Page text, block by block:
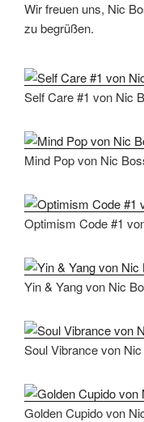
Wir freuen uns, Nic
zu begrüßen.
Self Care #1 von Nic
Mind Pop von Nic
Optimism Code #1
Yin & Yang von Nic
Soul Vibrance von
Golden Cupido von